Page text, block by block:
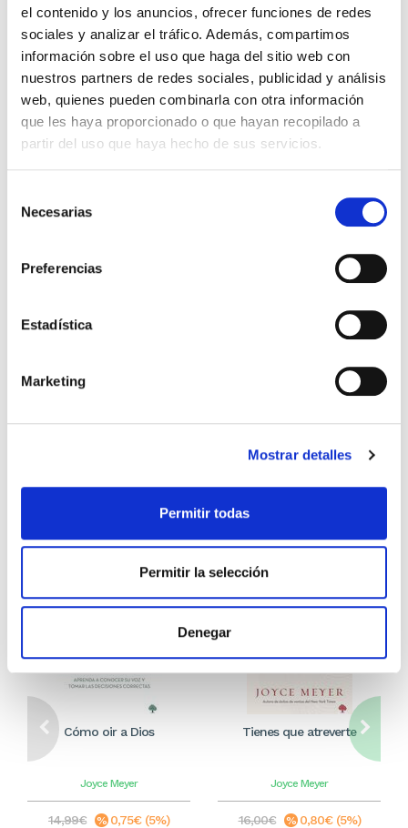
el contenido y los anuncios, ofrecer funciones de redes
sociales y analizar el tráfico. Además, compartimos
información sobre el uso que haga del sitio web con
nuestros partners de redes sociales, publicidad y análisis
web, quienes pueden combinarla con otra información
que les haya proporcionado o que hayan recopilado a
partir del uso que haya hecho de sus servicios.
Necesarias
Preferencias
Estadística
Marketing
Mostrar detalles
Permitir todas
Permitir la selección
Denegar
compraron
Ciencia de la oración
0,30€ (5%)
Otros títulos del autor
Cómo oir a Dios
Joyce Meyer
14,99€ 0,75€ (5%)
Tienes que atreverte
Joyce Meyer
16,00€ 0,80€ (5%)